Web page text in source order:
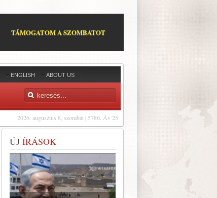
TÁMOGATOM A SZOMBATOT
ENGLISH ABOUT US
2026. augusztus 8, szombat | 5786. Áv 25
ÚJ ÍRÁSOK